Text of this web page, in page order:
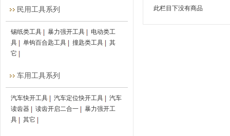
民用工具系列
锡纸类工具 暴力强开工具
电动类工
具
单钩百合匙工具 撞匙类工具
其
它
车用工具系列
汽车快开工具 汽车定位快开工具
汽车
读齿器
读齿开启二合一
暴力强开工
具
其它
此栏目下没有商品